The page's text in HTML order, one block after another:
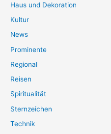
Haus und Dekoration
Kultur
News
Prominente
Regional
Reisen
Spiritualität
Sternzeichen
Technik